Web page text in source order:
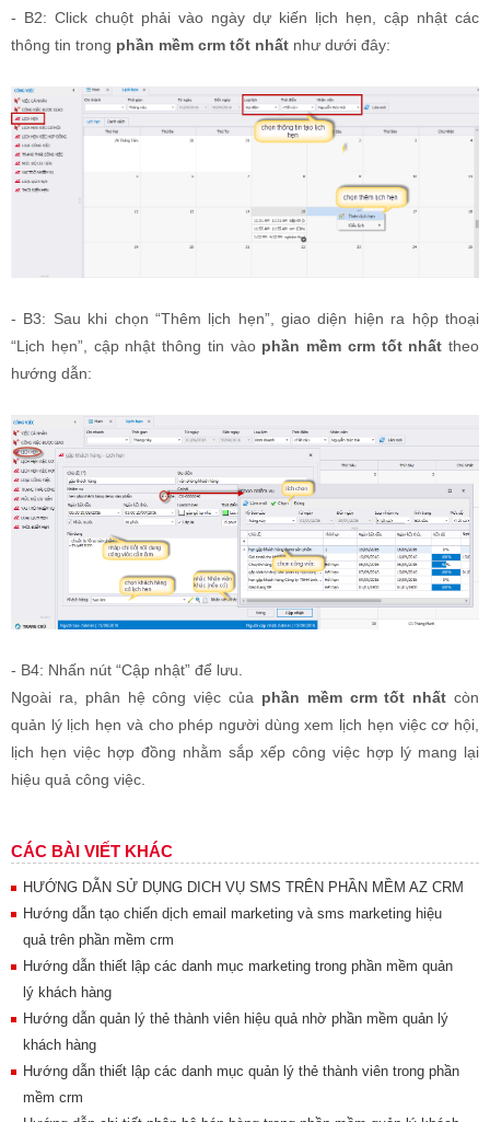
- B2: Click chuột phải vào ngày dự kiến lịch hẹn, cập nhật các
thông tin trong phần mềm crm tốt nhất như dưới đây:
- B3: Sau khi chọn “Thêm lịch hẹn”, giao diện hiện ra hộp thoại
“Lịch hẹn”, cập nhật thông tin vào phần mềm crm tốt nhất theo
hướng dẫn:
- B4: Nhấn nút “Cập nhật” để lưu.
Ngoài ra, phân hệ công việc của phần mềm crm tốt nhất còn
quản lý lịch hẹn và cho phép người dùng xem lịch hẹn việc cơ hội,
lịch hẹn việc hợp đồng nhằm sắp xếp công việc hợp lý mang lại
hiệu quả công việc.
CÁC BÀI VIẾT KHÁC
HƯỚNG DẪN SỬ DỤNG DICH VỤ SMS TRÊN PHẦN MỀM AZ CRM
Hướng dẫn tạo chiến dịch email marketing và sms marketing hiệu
quả trên phần mềm crm
Hướng dẫn thiết lập các danh mục marketing trong phần mềm quản
lý khách hàng
Hướng dẫn quản lý thẻ thành viên hiệu quả nhờ phần mềm quản lý
khách hàng
Hướng dẫn thiết lập các danh mục quản lý thẻ thành viên trong phần
mềm crm